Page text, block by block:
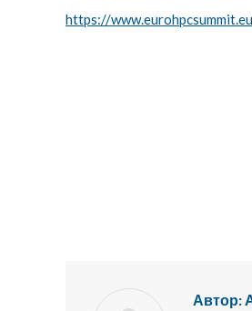
https://
Автор: